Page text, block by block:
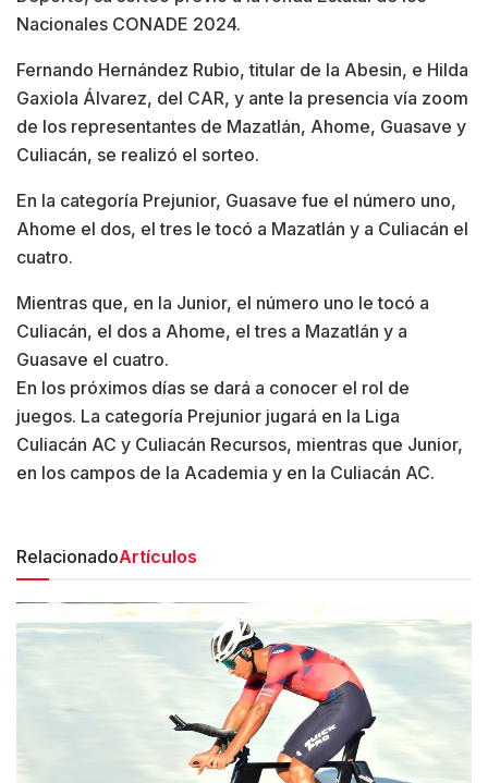
Nacionales CONADE 2024.
Fernando Hernández Rubio, titular de la Abesin, e Hilda
Gaxiola Álvarez, del CAR, y ante la presencia vía zoom
de los representantes de Mazatlán, Ahome, Guasave y
Culiacán, se realizó el sorteo.
En la categoría Prejunior, Guasave fue el número uno,
Ahome el dos, el tres le tocó a Mazatlán y a Culiacán el
cuatro.
Mientras que, en la Junior, el número uno le tocó a
Culiacán, el dos a Ahome, el tres a Mazatlán y a
Guasave el cuatro.
En los próximos días se dará a conocer el rol de
juegos. La categoría Prejunior jugará en la Liga
Culiacán AC y Culiacán Recursos, mientras que Junior,
en los campos de la Academia y en la Culiacán AC.
RelacionadoArtículos